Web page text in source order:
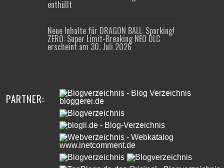
enthüllt
Neue Inhalte für DRAGON BALL: Sparking!
ZERO: Super Limit-Breaking NEO DLC
erscheint am 30. Juli 2026
PARTNER: